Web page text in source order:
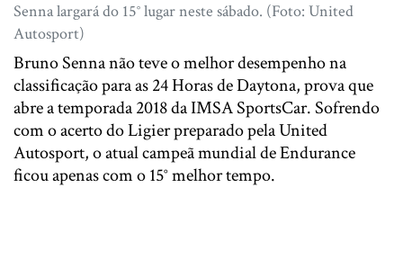
Senna largará do 15° lugar neste sábado. (Foto: United
Autosport)
Bruno Senna não teve o melhor desempenho na
classificação para as 24 Horas de Daytona, prova que
abre a temporada 2018 da IMSA SportsCar. Sofrendo
com o acerto do Ligier preparado pela United
Autosport, o atual campeã mundial de Endurance
ficou apenas com o 15° melhor tempo.